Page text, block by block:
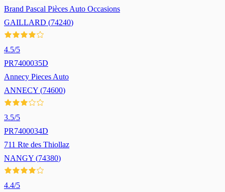
Brand Pascal Pièces Auto Occasions
GAILLARD (74240)
4.5/5
PR7400035D
Annecy Pieces Auto
ANNECY (74600)
3.5/5
PR7400034D
711 Rte des Thiollaz
NANGY (74380)
4.4/5